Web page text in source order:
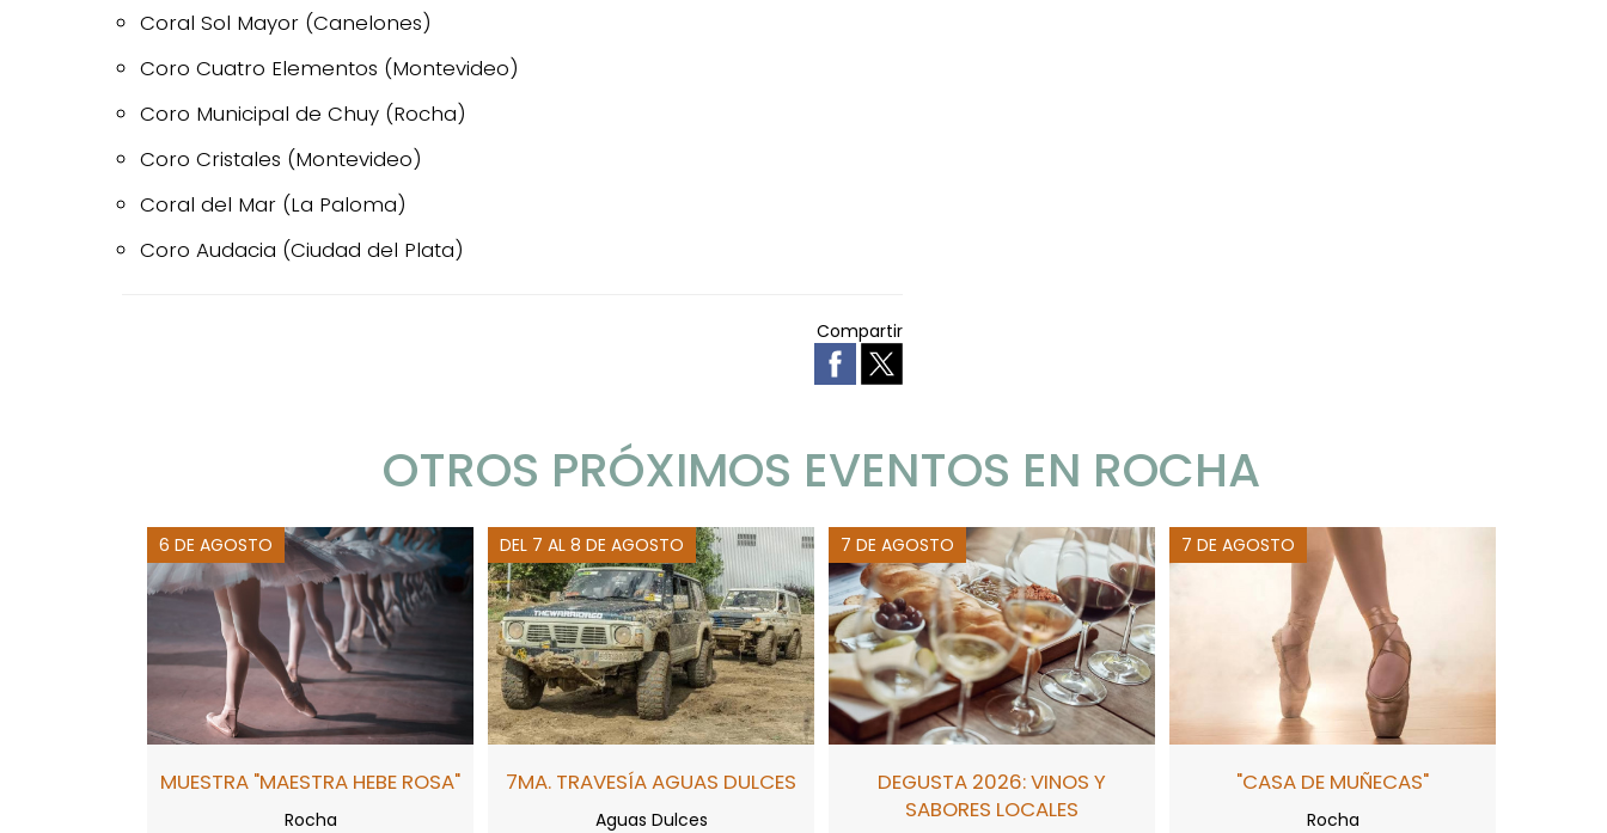
Coral Sol Mayor (Canelones)
Coro Cuatro Elementos (Montevideo)
Coro Municipal de Chuy (Rocha)
Coro Cristales (Montevideo)
Coral del Mar (La Paloma)
Coro Audacia (Ciudad del Plata)
Compartir
OTROS PRÓXIMOS EVENTOS EN ROCHA
6 DE AGOSTO
MUESTRA "MAESTRA HEBE ROSA"
Rocha
DEL 7 AL 8 DE AGOSTO
7MA. TRAVESÍA AGUAS DULCES
Aguas Dulces
7 DE AGOSTO
DEGUSTA 2026: VINOS Y
SABORES LOCALES
7 DE AGOSTO
"CASA DE MUÑECAS"
Rocha